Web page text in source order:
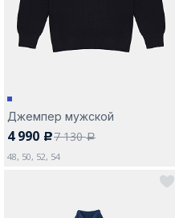
Джемпер мужской
4 990 c7 130a
48, 50, 52, 54